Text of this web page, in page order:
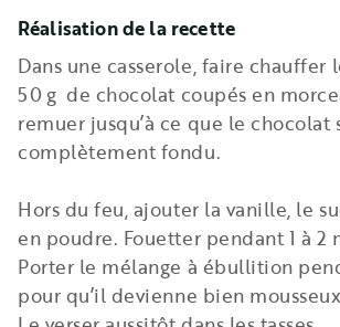
Réalisation de la recette
Dans une casserole, faire chauffer
50 g de chocolat coupés en
remuer jusqu’à ce que le chocolat
complètement fondu.
Hors du feu, ajouter la vanille, le
en poudre. Fouetter pendant 1 à 2
Porter le mélange à ébullition
pour qu’il devienne bien